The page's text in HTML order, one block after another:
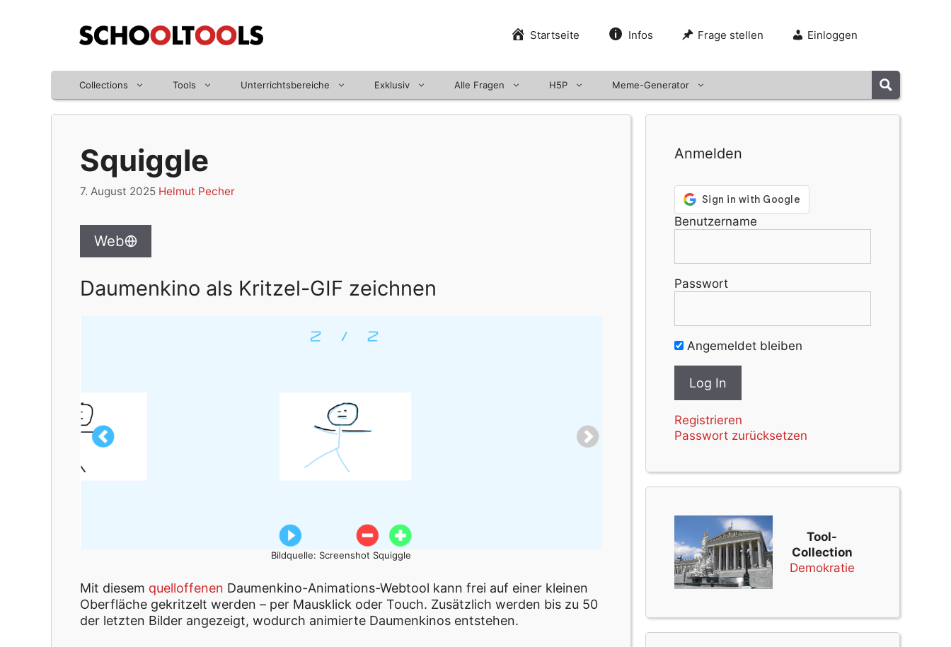
Startseite Infos Frage stellen Einloggen
Collections Tools Unterrichtsbereiche Exklusiv Alle Fragen H5P Meme-Generator
Squiggle
7. August 2025 Helmut Pecher
Web
Daumenkino als Kritzel-GIF zeichnen
Bildquelle: Screenshot Squiggle
Mit diesem quelloffenen Daumenkino-Animations-Webtool kann frei auf einer kleinen
Oberfläche gekritzelt werden – per Mausklick oder Touch. Zusätzlich werden bis zu 50
der letzten Bilder angezeigt, wodurch animierte Daumenkinos entstehen.
Anmelden
Benutzername
Passwort
Angemeldet bleiben
Registrieren
Passwort zurücksetzen
Tool-
Collection
Demokratie